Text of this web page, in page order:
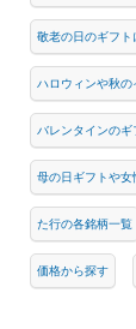
敬老の日のギフ
ハロウィンや秋
バレンタインの
母の日ギフトや
た行の各銘柄一覧
価格から探す